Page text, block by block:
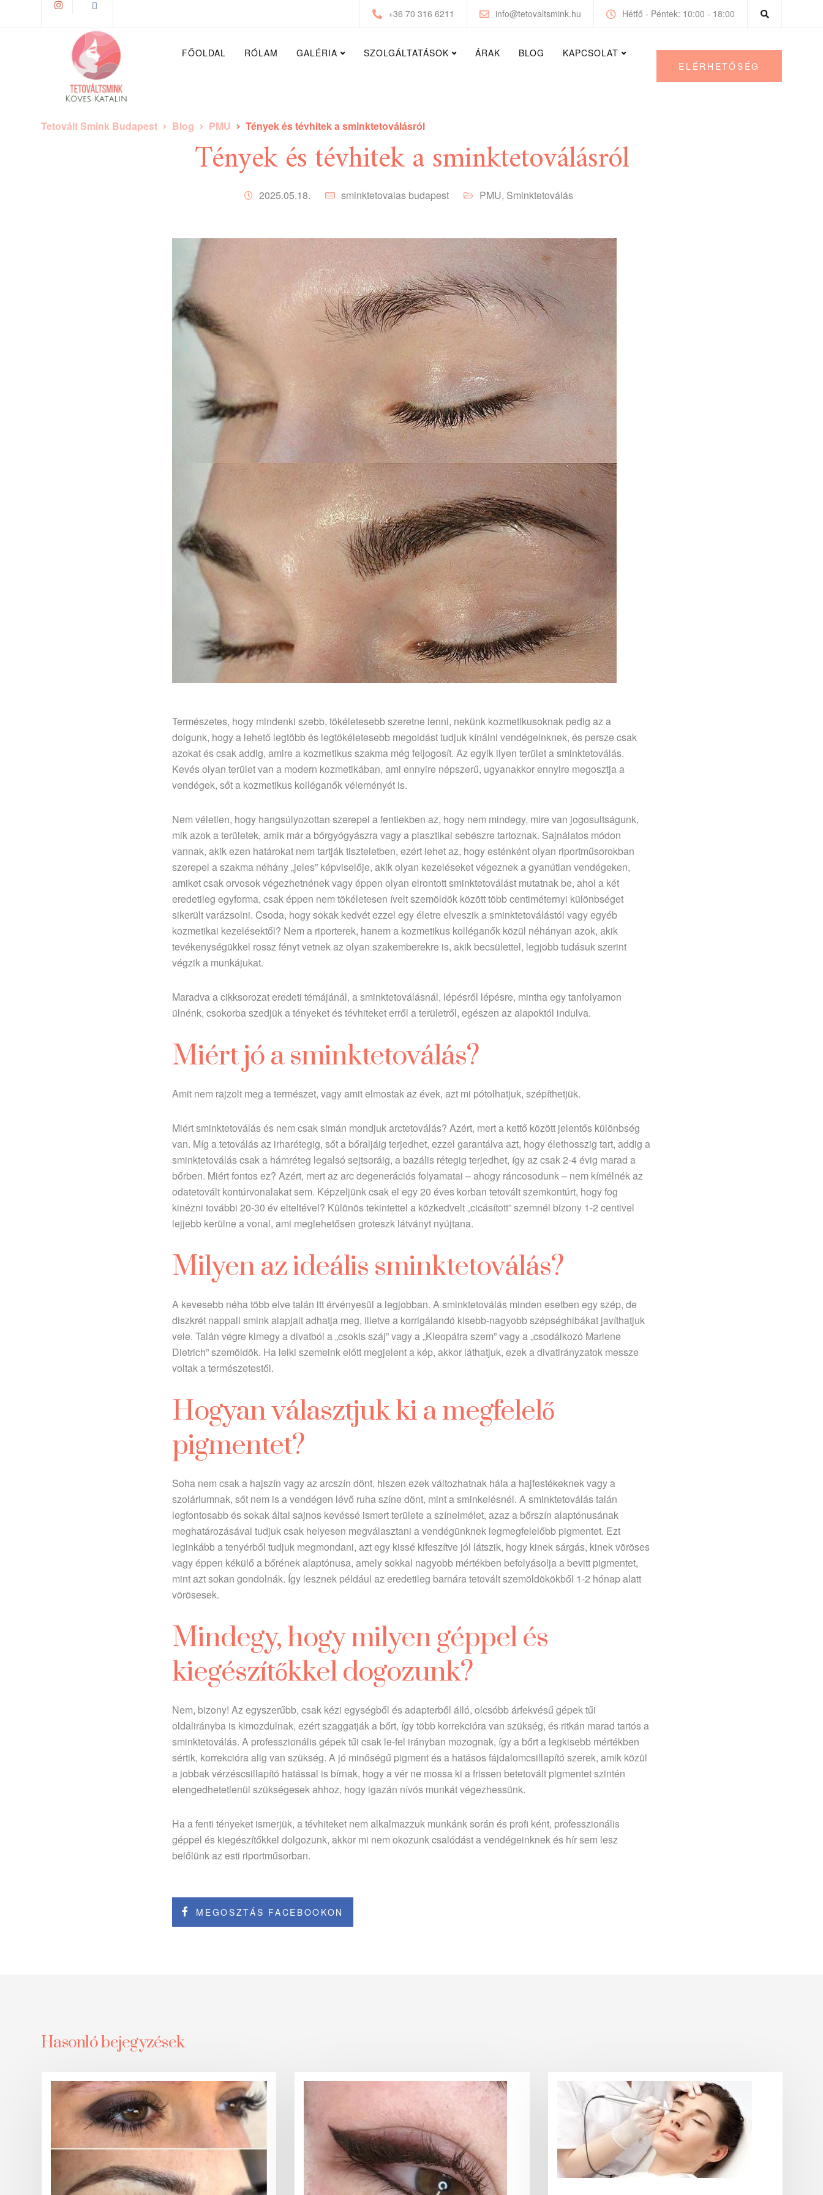
+36 70 316 6211 info@tetovaltsmink.hu Hétfő - Péntek: 10:00 - 18:00
FŐOLDAL RÓLAM GALÉRIA SZOLGÁLTATÁSOK ÁRAK BLOG
KAPCSOLAT
ELÉRHETŐSÉG
Tetovált Smink Budapest Blog PMU Tények és tévhitek a sminktetoválásról
Tények és tévhitek a sminktetoválásról
2025.05.18. sminktetovalas budapest PMU, Sminktetoválás
Természetes, hogy mindenki szebb, tökéletesebb szeretne lenni, nekünk kozmetikusoknak pedig az a
dolgunk, hogy a lehető legtöbb és legtökéletesebb megoldást tudjuk kínálni vendégeinknek, és persze csak
azokat és csak addig, amire a kozmetikus szakma még feljogosít. Az egyik ilyen terület a sminktetoválás.
Kevés olyan terület van a modern kozmetikában, ami ennyire népszerű, ugyanakkor ennyire megosztja a
vendégek, sőt a kozmetikus kolléganők véleményét is.
Nem véletlen, hogy hangsúlyozottan szerepel a fentiekben az, hogy nem mindegy, mire van jogosultságunk,
mik azok a területek, amik már a bőrgyógyászra vagy a plasztikai sebészre tartoznak. Sajnálatos módon
vannak, akik ezen határokat nem tartják tiszteletben, ezért lehet az, hogy esténként olyan riportműsorokban
szerepel a szakma néhány „jeles” képviselője, akik olyan kezeléseket végeznek a gyanútlan vendégeken,
amiket csak orvosok végezhetnének vagy éppen olyan elrontott sminktetoválást mutatnak be, ahol a két
eredetileg egyforma, csak éppen nem tökéletesen ívelt szemöldök között több centiméternyi különbséget
sikerült varázsolni. Csoda, hogy sokak kedvét ezzel egy életre elveszik a sminktetoválástól vagy egyéb
kozmetikai kezelésektől? Nem a riporterek, hanem a kozmetikus kolléganők közül néhányan azok, akik
tevékenységükkel rossz fényt vetnek az olyan szakemberekre is, akik becsülettel, legjobb tudásuk szerint
végzik a munkájukat.
Maradva a cikksorozat eredeti témájánál, a sminktetoválásnál, lépésről lépésre, mintha egy tanfolyamon
ülnénk, csokorba szedjük a tényeket és tévhiteket erről a területről, egészen az alapoktól indulva.
Miért jó a sminktetoválás?
Amit nem rajzolt meg a természet, vagy amit elmostak az évek, azt mi pótolhatjuk, szépíthetjük.
Miért sminktetoválás és nem csak simán mondjuk arctetoválás? Azért, mert a kettő között jelentős különbség
van. Míg a tetoválás az irharétegig, sőt a bőraljáig terjedhet, ezzel garantálva azt, hogy élethosszig tart, addig a
sminktetoválás csak a hámréteg legalsó sejtsoráig, a bazális rétegig terjedhet, így az csak 2-4 évig marad a
bőrben. Miért fontos ez? Azért, mert az arc degenerációs folyamatai – ahogy ráncosodunk – nem kímélnék az
odatetovált kontúrvonalakat sem. Képzeljünk csak el egy 20 éves korban tetovált szemkontúrt, hogy fog
kinézni további 20-30 év elteltével? Különös tekintettel a közkedvelt „cicásított” szemnél bizony 1-2 centivel
lejjebb kerülne a vonal, ami meglehetősen groteszk látványt nyújtana.
Milyen az ideális sminktetoválás?
A kevesebb néha több elve talán itt érvényesül a legjobban. A sminktetoválás minden esetben egy szép, de
diszkrét nappali smink alapjait adhatja meg, illetve a korrigálandó kisebb-nagyobb szépséghibákat javíthatjuk
vele. Talán végre kimegy a divatból a „csokis száj” vagy a „Kleopátra szem” vagy a „csodálkozó Marlene
Dietrich” szemöldök. Ha lelki szemeink előtt megjelent a kép, akkor láthatjuk, ezek a divatirányzatok messze
voltak a természetestől.
Hogyan választjuk ki a megfelelő
pigmentet?
Soha nem csak a hajszín vagy az arcszín dönt, hiszen ezek változhatnak hála a hajfestékeknek vagy a
szoláriumnak, sőt nem is a vendégen lévő ruha színe dönt, mint a sminkelésnél. A sminktetoválás talán
legfontosabb és sokak által sajnos kevéssé ismert területe a színelmélet, azaz a bőrszín alaptónusának
meghatározásával tudjuk csak helyesen megválasztani a vendégünknek legmegfelelőbb pigmentet. Ezt
leginkább a tenyérből tudjuk megmondani, azt egy kissé kifeszítve jól látszik, hogy kinek sárgás, kinek vöröses
vagy éppen kékülő a bőrének alaptónusa, amely sokkal nagyobb mértékben befolyásolja a bevitt pigmentet,
mint azt sokan gondolnák. Így lesznek például az eredetileg barnára tetovált szemöldökökből 1-2 hónap alatt
vörösesek.
Mindegy, hogy milyen géppel és
kiegészítőkkel dogozunk?
Nem, bizony! Az egyszerűbb, csak kézi egységből és adapterből álló, olcsóbb árfekvésű gépek tűi
oldalirányba is kimozdulnak, ezért szaggatják a bőrt, így több korrekcióra van szükség, és ritkán marad tartós a
sminktetoválás. A professzionális gépek tűi csak le-fel irányban mozognak, így a bőrt a legkisebb mértékben
sértik, korrekcióra alig van szükség. A jó minőségű pigment és a hatásos fájdalomcsillapító szerek, amik közül
a jobbak vérzéscsillapító hatással is bírnak, hogy a vér ne mossa ki a frissen betetovált pigmentet szintén
elengedhetetlenül szükségesek ahhoz, hogy igazán nívós munkát végezhessünk.
Ha a fenti tényeket ismerjük, a tévhiteket nem alkalmazzuk munkánk során és profi ként, professzionális
géppel és kiegészítőkkel dolgozunk, akkor mi nem okozunk csalódást a vendégeinknek és hír sem lesz
belőlünk az esti riportműsorban.
MEGOSZTÁS FACEBOOKON
Hasonló bejegyzések